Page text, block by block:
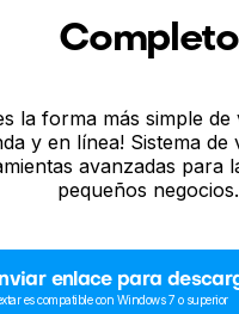
Completo
la forma más simple
y en línea! Sistema de
avanzadas para
pequeños negocios.
enlace para
es compatible con Windows 7 o superior